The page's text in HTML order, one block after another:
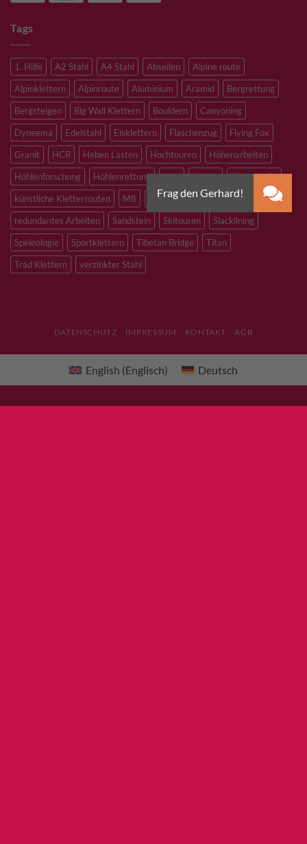
Tags
1. Hilfe A2 Stahl A4 Stahl Abseilen
Alpine route
Alpinklettern
Alpinroute Aluminium Aramid
Bergrettung
Bergsteigen
Big Wall Klettern Bouldern
Canyoning
Dyneema
Edelstahl Eisklettern Flaschenzug
Flying Fox
Granit
HCR Heben Lasten Hochtouren
Höhenarbeiten
Höhlenforschung
Höhlenrettung Inox Kevlar
Kletterhalle
künstliche Kletterrouten
M8 M10 M12 Notfall
PLX
redundantes Arbeiten
Sandstein Skitouren
Slacklining
Speleologie
Sportklettern Tibetan Bridge
Titan
Trad Klettern
verzinkter Stahl
DATENSCHUTZ IMPRESSUM KONTAKT AGB
English (Englisch) Deutsch